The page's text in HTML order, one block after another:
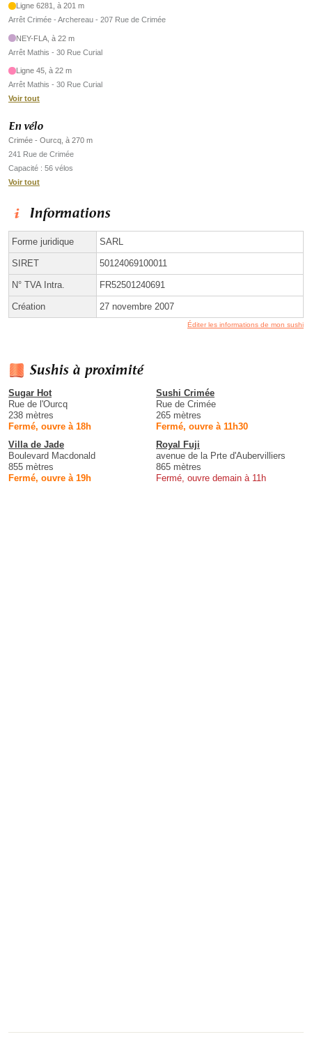
Ligne 6281, à 201 m
Arrêt Crimée - Archereau - 207 Rue de Crimée
NEY-FLA, à 22 m
Arrêt Mathis - 30 Rue Curial
Ligne 45, à 22 m
Arrêt Mathis - 30 Rue Curial
Voir tout
En vélo
Crimée - Ourcq, à 270 m
241 Rue de Crimée
Capacité : 56 vélos
Voir tout
Informations
Forme juridique SARL
SIRET 50124069100011
N° TVA Intra. FR52501240691
Création 27 novembre 2007
Éditer les informations de mon sushi
Sushis à proximité
Sugar Hot
Rue de l'Ourcq
238 mètres
Fermé, ouvre à 18h
Sushi Crimée
Rue de Crimée
265 mètres
Fermé, ouvre à 11h30
Villa de Jade
Boulevard Macdonald
855 mètres
Fermé, ouvre à 19h
Royal Fuji
avenue de la Prte d'Aubervilliers
865 mètres
Fermé, ouvre demain à 11h